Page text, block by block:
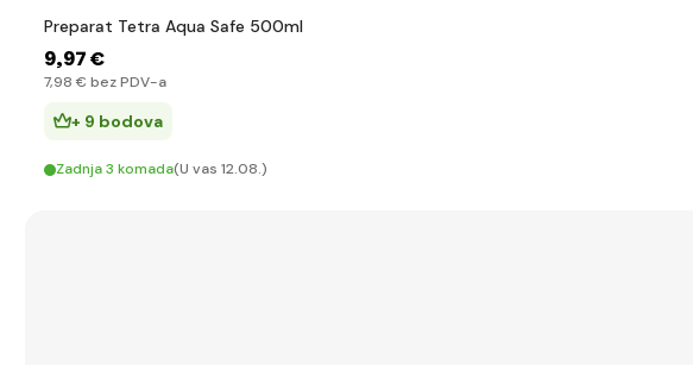
Preparat Tetra Aqua Safe 500ml
9,97 €
7,98 € bez PDV-a
+ 9 bodova
Zadnja 3 komada(U vas 12.08.)